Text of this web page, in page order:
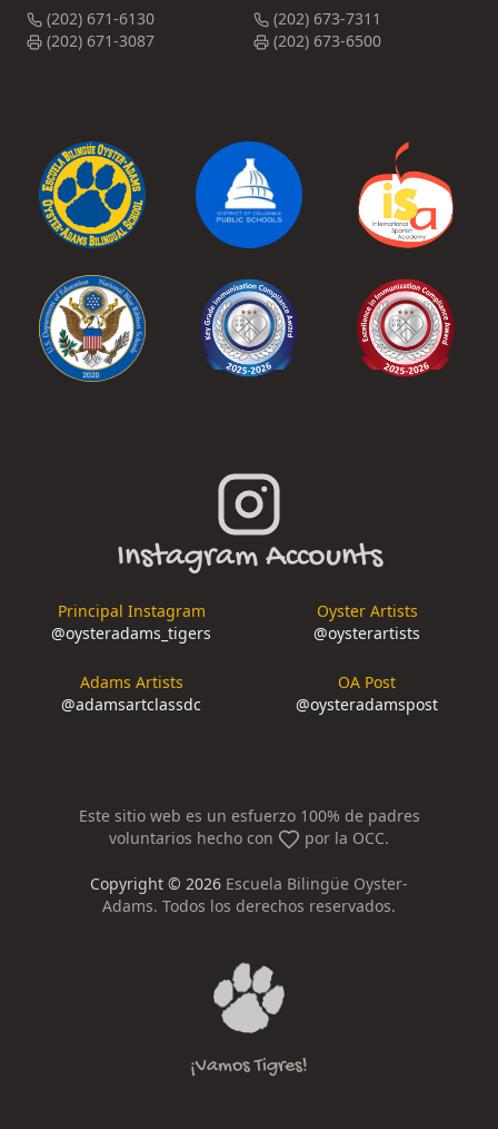
(202) 671-6130
(202) 671-3087
(202) 673-7311
(202) 673-6500
Instagram Accounts
Principal Instagram
@oysteradams_tigers
Oyster Artists
@oysterartists
Adams Artists
@adamsartclassdc
OA Post
@oysteradamspost
Este sitio web es un esfuerzo 100% de padres
voluntarios hecho con
por la OCC.
Copyright © 2026 Escuela Bilingüe Oyster-
Adams. Todos los derechos reservados.
¡Vamos Tigres!